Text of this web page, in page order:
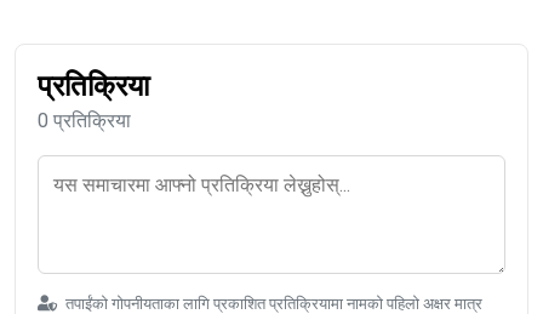
प्रतिक्रिया
0 प्रतिक्रिया
तपाईंको गोपनीयताका लागि प्रकाशित प्रतिक्रियामा नामको पहिलो अक्षर मात्र